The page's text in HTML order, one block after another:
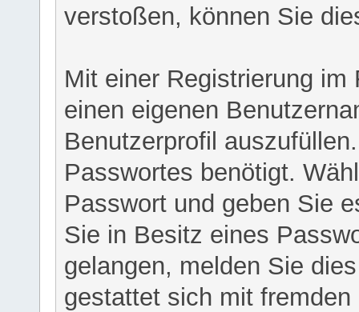
verstoßen, können Sie
Mit einer Registrierung
einen eigenen
Benutzerprofil
Passwortes benötigt.
Passwort und geben Sie
Sie in Besitz eines
gelangen, melden Sie
gestattet sich mit